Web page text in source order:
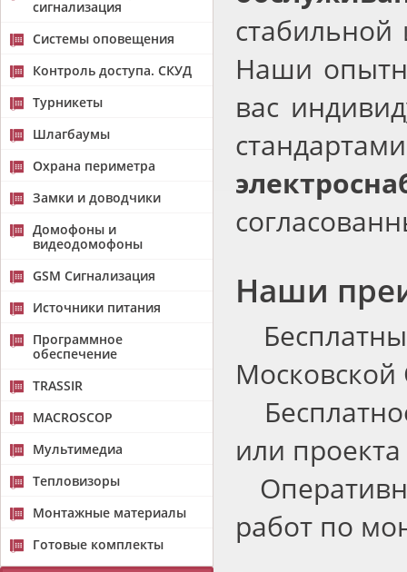
сигнализация
Системы оповещения
Контроль доступа. СКУД
Турникеты
Шлагбаумы
Охрана периметра
Замки и доводчики
Домофоны и
видеодомофоны
GSM Сигнализация
Источники питания
Программное
обеспечение
TRASSIR
MACROSCOP
Мультимедиа
Тепловизоры
Монтажные материалы
Готовые комплекты
Наши
вас
Наши
Московской
или проекта
работ по